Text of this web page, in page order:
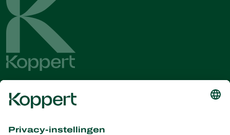
Ontvang het laatste nieuws en
informatie